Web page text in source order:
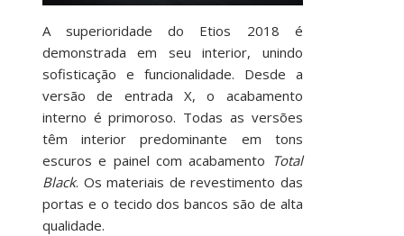
A superioridade do Etios 2018 é
demonstrada em seu interior, unindo
sofisticação e funcionalidade. Desde a
versão de entrada X, o acabamento
interno é primoroso. Todas as versões
têm interior predominante em tons
escuros e painel com acabamento Total
Black. Os materiais de revestimento das
portas e o tecido dos bancos são de alta
qualidade.